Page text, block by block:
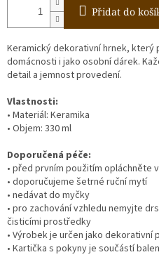
Přidat do
Keramický dekorativní hrnek, který
domácnosti i jako osobní dárek.
detail a jemnost provedení.
Vlastnosti:
• Materiál: Keramika
• Objem: 330 ml
Doporučená péče:
• před prvním použitím opláchněte
• doporučujeme šetrné ruční mytí
• nedávat do myčky
• pro zachování vzhledu nemyjte
čisticími prostředky
• Výrobek je určen jako dekorativní
• Kartička s pokyny je součástí